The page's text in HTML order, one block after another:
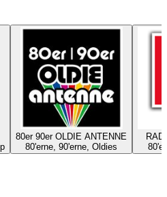
80er 90er OLDIE ANTENNE
80'erne, 90'erne, Oldies